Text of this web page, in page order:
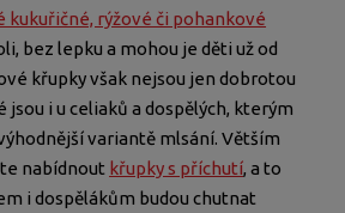
kukuřičné, rýžové či pohankové
bez lepku a mohou je děti už od
křupky však nejsou jen dobrotou
jsou i u celiaků a dospělých, kterým
variantě mlsání. Větším
nabídnout křupky s příchutí, a to
i dospělákům budou chutnat